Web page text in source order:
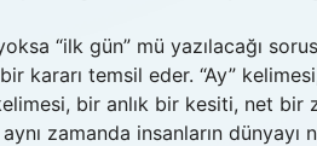
“ilk gün” mü yazılacağı
bir kararı temsil eder. “Ay”
bir anlık bir kesiti, net
zamanda insanların